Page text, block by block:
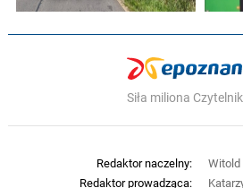
Siła miliona
Redaktor naczelny:
Witold
Redaktor prowadząca: